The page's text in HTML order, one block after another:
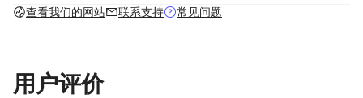
查看我们的网站
联系支持 常见问题
用户评价